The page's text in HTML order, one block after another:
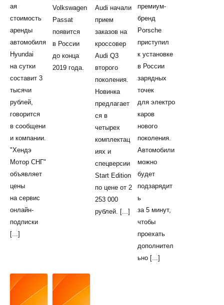
ая
стоимость
аренды
автомобиля
Hyundai
на сутки
составит 3
тысячи
рублей,
говорится
в сообщени
и компании.
"Хендэ
Мотор СНГ"
объявляет
цены
на сервис
онлайн-
подписки
[...]
Volkswagen
Passat
появится
в России
до конца
2019 года.
Audi начали
прием
заказов на
кроссовер
Audi Q3
второго
поколения.
Новинка
предлагает
ся в
четырех
комплектац
иях и
спецверсии
Start Edition
по цене от 2
253 000
рублей. [...]
премиум-
бренд
Porsche
приступил
к установке
в России
зарядных
точек
для электро
каров
нового
поколения.
Автомобили
можно
будет
подзарядит
ь
за 5 минут,
чтобы
проехать
дополнител
ьно [...]